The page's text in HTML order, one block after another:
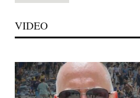
VIDEO